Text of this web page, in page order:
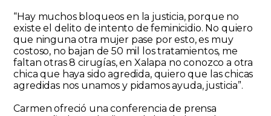
“Hay muchos bloqueos en la justicia, porque no
existe el delito de intento de feminicidio. No quiero
que ninguna otra mujer pase por esto, es muy
costoso, no bajan de 50 mil los tratamientos, me
faltan otras 8 cirugías, en Xalapa no conozco a otra
chica que haya sido agredida, quiero que las chicas
agredidas nos unamos y pidamos ayuda, justicia”.
Carmen ofreció una conferencia de prensa